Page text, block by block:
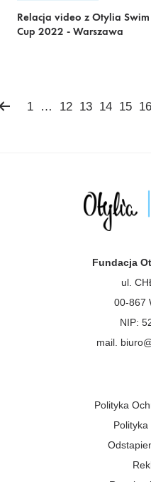
Relacja video z Otylia Swim
Cup 2022 - Warszawa
Stronicowanie
1 … 12 13 14 15 16
Fundacja
ul.
00-867
NIP:
mail.
Polityka